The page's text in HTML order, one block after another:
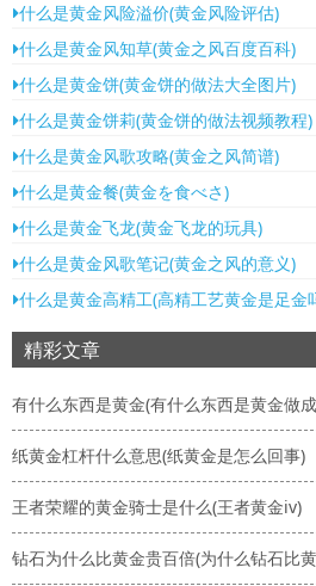
什么是黄金风险溢价(黄金风险评估)
什么是黄金风知草(黄金之风百度百科)
什么是黄金饼(黄金饼的做法大全图片)
什么是黄金饼莉(黄金饼的做法视频教程)
什么是黄金风歌攻略(黄金之风简谱)
什么是黄金餐(黄金を食べさ)
什么是黄金飞龙(黄金飞龙的玩具)
什么是黄金风歌笔记(黄金之风的意义)
什么是黄金高精工(高精工艺黄金是足金
精彩文章
有什么东西是黄金(有什么东西是黄金做
纸黄金杠杆什么意思(纸黄金是怎么回事)
王者荣耀的黄金骑士是什么(王者黄金iv)
钻石为什么比黄金贵百倍(为什么钻石比